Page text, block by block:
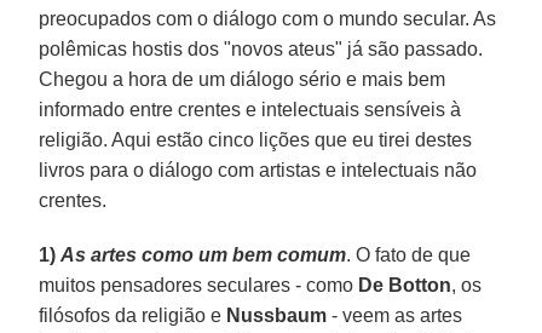
preocupados com o diálogo com o mundo secular. As
polêmicas hostis dos "novos ateus" já são passado.
Chegou a hora de um diálogo sério e mais bem
informado entre crentes e intelectuais sensíveis à
religião. Aqui estão cinco lições que eu tirei destes
livros para o diálogo com artistas e intelectuais não
crentes.
1)As artes como um bem comum. O fato de que
muitos pensadores seculares - como De Botton, os
filósofos da religião e Nussbaum - veem as artes